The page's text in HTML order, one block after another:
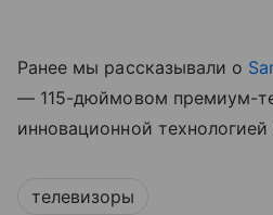
Ранее мы рассказывали о
— 115-дюймовом премиум-
инновационной технологией
телевизоры